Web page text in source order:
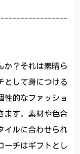
か？それは素晴ら
として身につける
性的なファッショ
ます。素材や色合
イルに合わせられ
ーチはギフトとし